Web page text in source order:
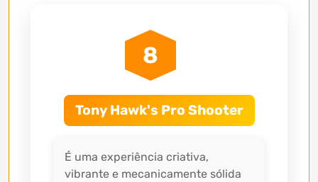
8
Tony Hawk's Pro Shooter
É uma experiência criativa,
vibrante e mecanicamente sólida